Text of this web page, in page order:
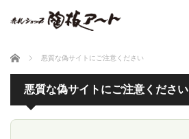
ホーム 悪質な偽サイトにご注意ください
悪質な偽サイトにご注意ください